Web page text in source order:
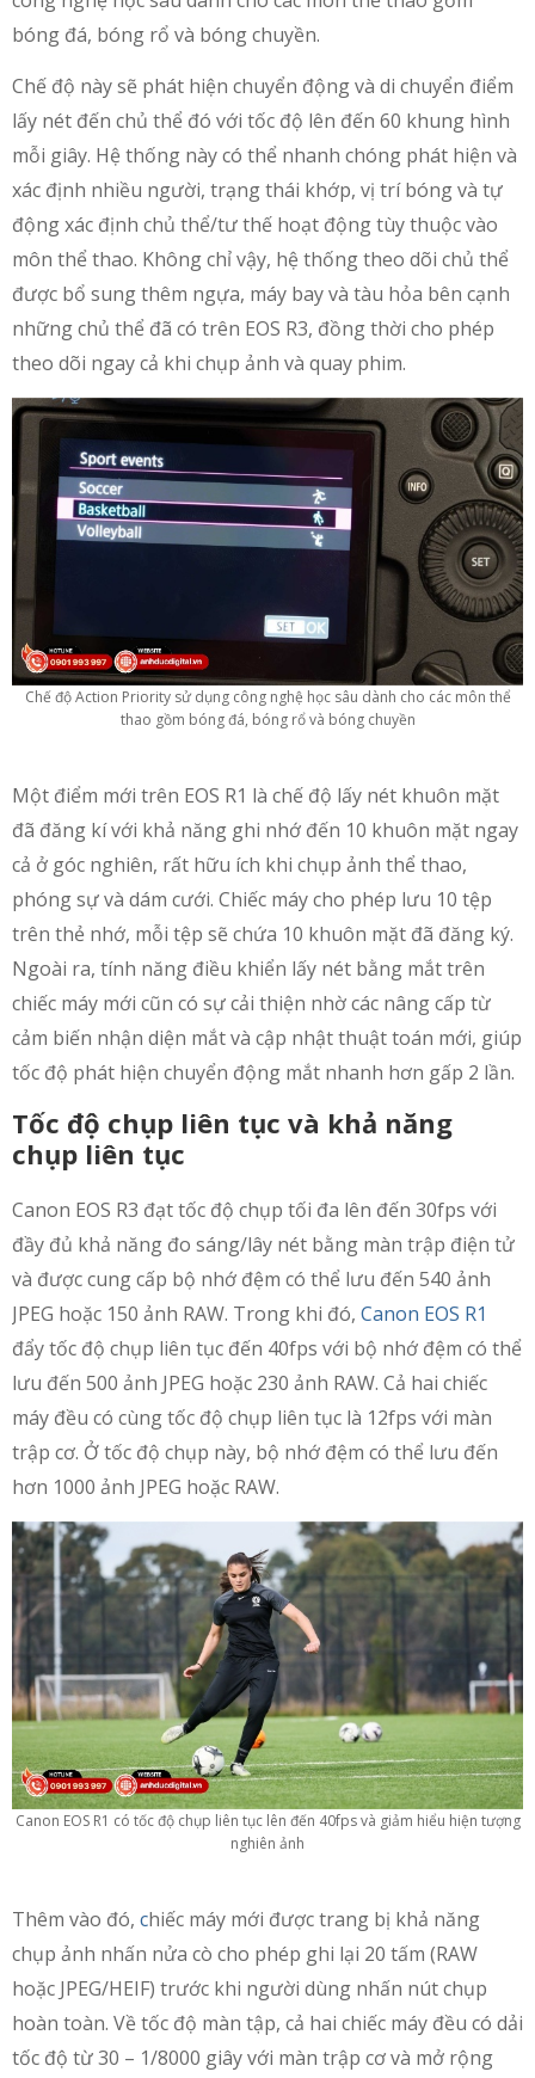
bóng đá, bóng rổ và bóng chuyền.
Chế độ này sẽ phát hiện chuyển động và di chuyển điểm
lấy nét đến chủ thể đó với tốc độ lên đến 60 khung hình
mỗi giây. Hệ thống này có thể nhanh chóng phát hiện và
xác định nhiều người, trạng thái khớp, vị trí bóng và tự
động xác định chủ thể/tư thế hoạt động tùy thuộc vào
môn thể thao. Không chỉ vậy, hệ thống theo dõi chủ thể
được bổ sung thêm ngựa, máy bay và tàu hỏa bên cạnh
những chủ thể đã có trên EOS R3, đồng thời cho phép
theo dõi ngay cả khi chụp ảnh và quay phim.
Chế độ Action Priority sử dụng công nghệ học sâu dành cho các môn thể
thao gồm bóng đá, bóng rổ và bóng chuyền
Một điểm mới trên EOS R1 là chế độ lấy nét khuôn mặt
đã đăng kí với khả năng ghi nhớ đến 10 khuôn mặt ngay
cả ở góc nghiên, rất hữu ích khi chụp ảnh thể thao,
phóng sự và dám cưới. Chiếc máy cho phép lưu 10 tệp
trên thẻ nhớ, mỗi tệp sẽ chứa 10 khuôn mặt đã đăng ký.
Ngoài ra, tính năng điều khiển lấy nét bằng mắt trên
chiếc máy mới cũn có sự cải thiện nhờ các nâng cấp từ
cảm biến nhận diện mắt và cập nhật thuật toán mới, giúp
tốc độ phát hiện chuyển động mắt nhanh hơn gấp 2 lần.
Tốc độ chụp liên tục và khả năng
chụp liên tục
Canon EOS R3 đạt tốc độ chụp tối đa lên đến 30fps với
đầy đủ khả năng đo sáng/lây nét bằng màn trập điện tử
và được cung cấp bộ nhớ đệm có thể lưu đến 540 ảnh
JPEG hoặc 150 ảnh RAW. Trong khi đó, Canon EOS R1
đẩy tốc độ chụp liên tục đến 40fps với bộ nhớ đệm có thể
lưu đến 500 ảnh JPEG hoặc 230 ảnh RAW. Cả hai chiếc
máy đều có cùng tốc độ chụp liên tục là 12fps với màn
trập cơ. Ở tốc độ chụp này, bộ nhớ đệm có thể lưu đến
hơn 1000 ảnh JPEG hoặc RAW.
Canon EOS R1 có tốc độ chụp liên tục lên đến 40fps và giảm hiểu hiện tượng
nghiên ảnh
Thêm vào đó, chiếc máy mới được trang bị khả năng
chụp ảnh nhấn nửa cò cho phép ghi lại 20 tấm (RAW
hoặc JPEG/HEIF) trước khi người dùng nhấn nút chụp
hoàn toàn. Về tốc độ màn tập, cả hai chiếc máy đều có dải
tốc độ từ 30 – 1/8000 giây với màn trập cơ và mở rộng